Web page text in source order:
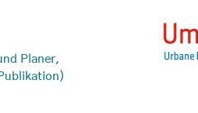
Planer,